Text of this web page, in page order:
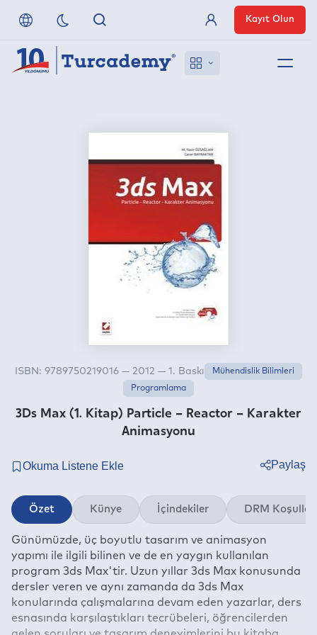
Anlaşmalı Yayınevleri
Üye Girişi
Kayıt Olun
3Ds Max (1. Kitap) Particle – Reactor – Karakter
Animasyonu
ISBN: 9789750219016 — 2012 — 1. Baskı
Mühendislik Bilimleri
Programlama
Paylaş
Twitter
Linkedin
Whatsapp
E-mail
Özet Künye İçindekiler DRM Koşulları
Günümüzde, üç boyutlu tasarım ve animasyon
yapımı ile ilgili bilinen ve de en yaygın kullanılan
program 3ds Max'tir. Uzun yıllar 3ds Max konusunda
dersler veren ve aynı zamanda da 3ds Max
konularında çalışmalarına devam eden yazarlar, ders
esnasında karşılaştıkları tecrübeleri, öğrencilerden